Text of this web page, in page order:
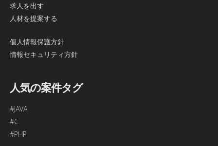
求人を出す
人材を提案する
個人情報保護方針
情報セキュリティ方針
人気の案件タグ
#JAVA
#C
#PHP